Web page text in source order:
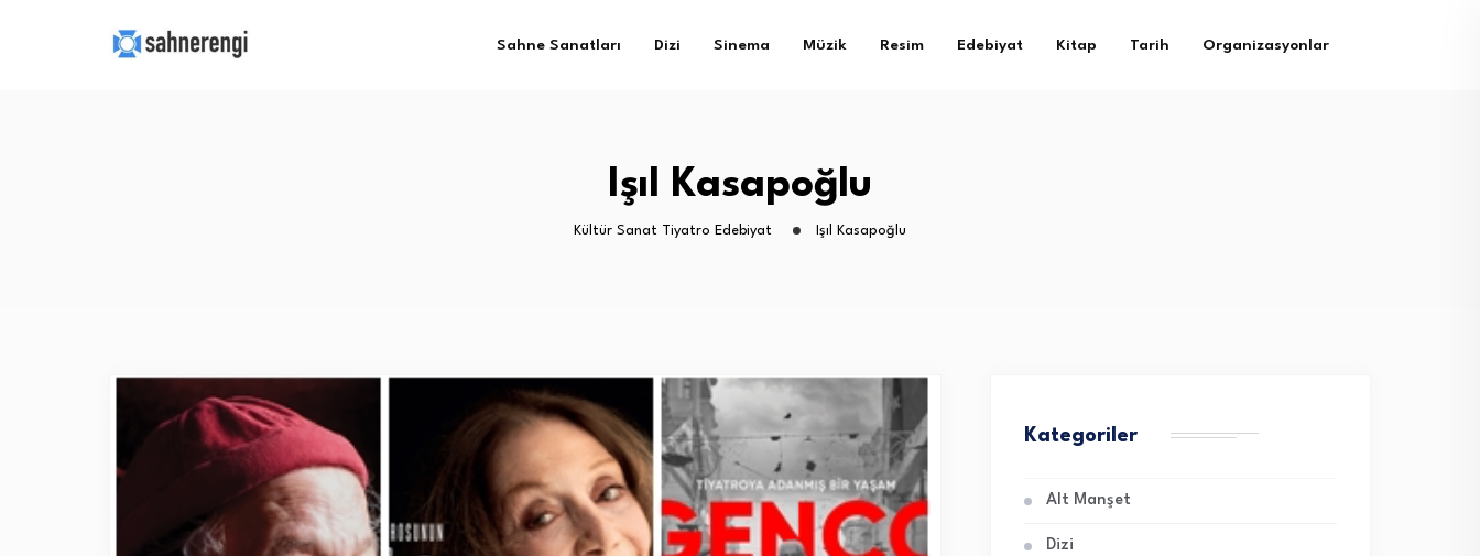
Sahne Sanatları Dizi Sinema Müzik Resim Edebiyat Kitap Tarih Organizasyonlar
Işıl Kasapoğlu
Kültür Sanat Tiyatro Edebiyat Işıl Kasapoğlu
Kategoriler
Alt Manşet
Dizi